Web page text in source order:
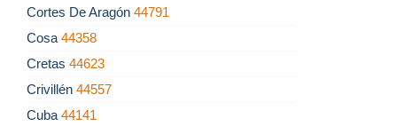
Cortes De Aragón 44791
Cosa 44358
Cretas 44623
Crivillén 44557
Cuba 44141